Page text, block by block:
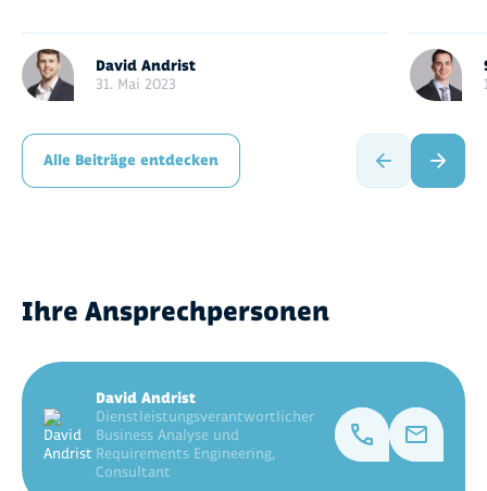
David Andrist
31. Mai 2023
Alle Beiträge entdecken
Ihre Ansprechpersonen
David Andrist
Dienstleistungsverantwortlicher
Business Analyse und
Requirements Engineering,
Consultant